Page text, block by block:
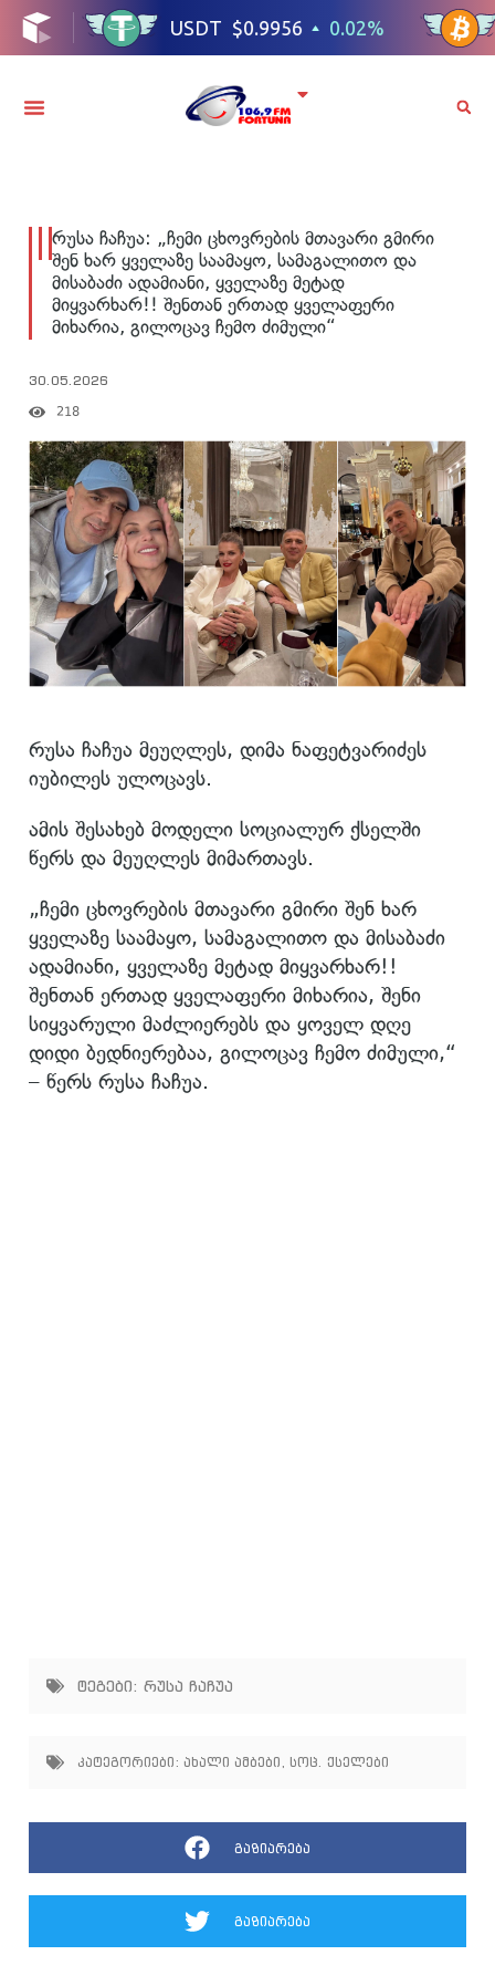
რუსა ჩაჩუა: „ჩემი ცხოვრების მთავარი გმირი
შენ ხარ ყველაზე საამაყო, სამაგალითო და
მისაბაძი ადამიანი, ყველაზე მეტად
მიყვარხარ!! შენთან ერთად ყველაფერი
მიხარია, გილოცავ ჩემო ძიმული“
30.05.2026
218
რუსა ჩაჩუა მეუღლეს, დიმა ნაფეტვარიძეს
იუბილეს ულოცავს.
ამის შესახებ მოდელი სოციალურ ქსელში
წერს და მეუღლეს მიმართავს.
„ჩემი ცხოვრების მთავარი გმირი შენ ხარ
ყველაზე საამაყო, სამაგალითო და მისაბაძი
ადამიანი, ყველაზე მეტად მიყვარხარ!!
შენთან ერთად ყველაფერი მიხარია, შენი
სიყვარული მაძლიერებს და ყოველ დღე
დიდი ბედნიერებაა, გილოცავ ჩემო ძიმული,“
– წერს რუსა ჩაჩუა.
ტეგები: რუსა ჩაჩუა
კატეგორიები: ახალი ამბები , სოც. ქსელები
გაზიარება
გაზიარება